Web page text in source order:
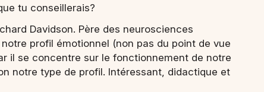
tu conseillerais?
Davidson. Père des neurosciences
profil émotionnel (non pas du point de vue
il se concentre sur le fonctionnement de notre
notre type de profil. Intéressant, didactique et